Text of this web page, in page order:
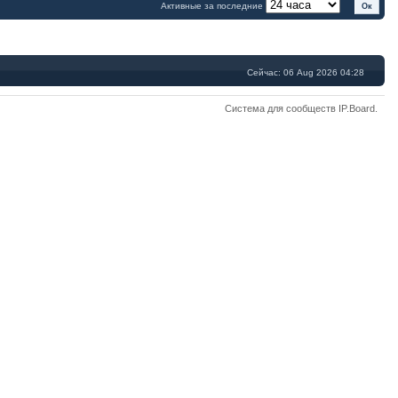
Активные за последние
Сейчас: 06 Aug 2026 04:28
Система для сообществ IP.Board